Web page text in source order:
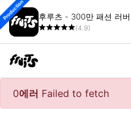
후루츠 - 300만 패션 러
(4.9)
0에러 Failed to fetch
Production